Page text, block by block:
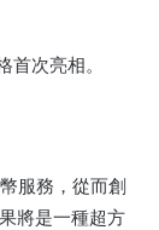
次亮相。
服務，從而創
將是一種超方